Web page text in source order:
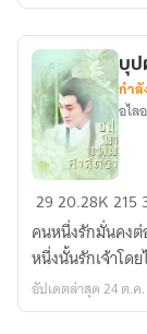
ดารา
ภาค2)
<Yaoi>
อียิปต์
โบราณ
บุปผา
ศาสตรา
-
Yaoi-
บุป
กำลั
อไล
2920.28K215
คนหนึ่งรักมั่นคงต่
หนึ่งนั้นรักเจ้าโด
อัปเดตล่าสุด 24 ต.ค